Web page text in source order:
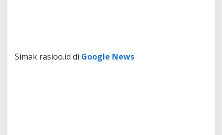
Simak rasioo.id di Google News